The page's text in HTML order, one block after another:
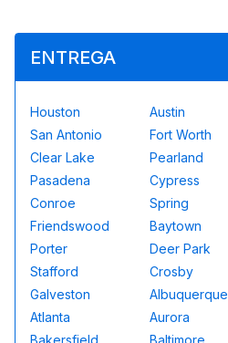
ENTREGA
Houston Austin
San Antonio
Fort Worth
Clear Lake
Pearland
Pasadena
Cypress
Conroe
Spring
Friendswood
Baytown
Porter
Deer Park
Stafford
Crosby
Galveston
Albuquerque
Atlanta
Aurora
Bakersfield
Baltimore